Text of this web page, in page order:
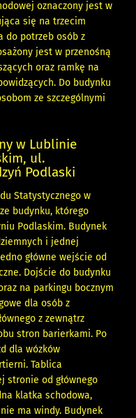
oznaczony jest w
się na trzecim
do potrzeb osób z
jest w przenośną
oraz ramkę na
Do budynku
ze szczególnymi
w Lublinie
ul.
Podlaski
Statystycznego w
budynku, którego
Podlaskim. Budynek
i jednej
główne wejście od
Dojście do budynku
na parkingu bocznym
dla osób z
z zewnątrz
stron barierkami. Po
dla wózków
Tablica
stronie od głównego
klatka schodowa,
ma windy. Budynek